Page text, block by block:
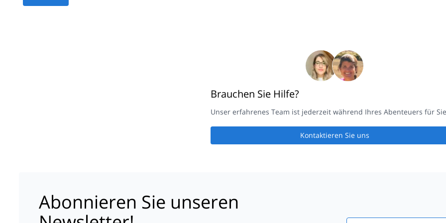
Brauchen Sie Hilfe?
Unser erfahrenes Team ist jederzeit während Ihres Abenteuers für
Kontaktieren Sie uns
Abonnieren Sie unseren